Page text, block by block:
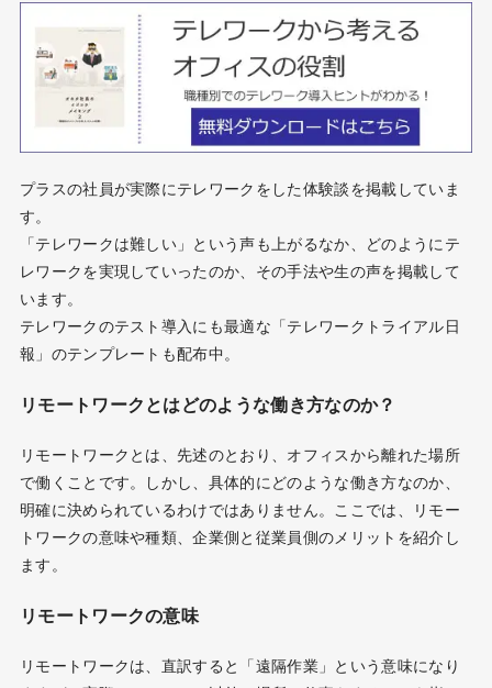
プラスの社員が実際にテレワークをした体験談を掲載していま
す。
「テレワークは難しい」という声も上がるなか、どのようにテ
レワークを実現していったのか、その手法や生の声を掲載して
います。
テレワークのテスト導入にも最適な「テレワークトライアル日
報」のテンプレートも配布中。
リモートワークとはどのような働き方なのか？
リモートワークとは、先述のとおり、オフィスから離れた場所
で働くことです。しかし、具体的にどのような働き方なのか、
明確に決められているわけではありません。ここでは、リモー
トワークの意味や種類、企業側と従業員側のメリットを紹介し
ます。
リモートワークの意味
リモートワークは、直訳すると「遠隔作業」という意味になり